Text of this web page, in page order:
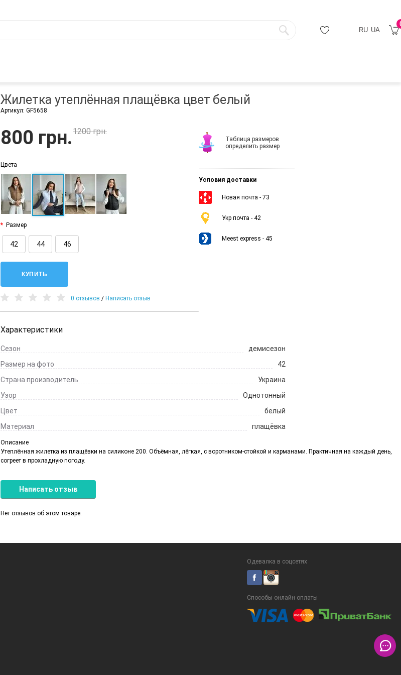
RU UA
Жилетка утеплённая плащёвка цвет белый
Артикул: GF5658
800 грн.1200 грн.
Цвета
Размер
42 44 46
КУПИТЬ
0 отзывов / Написать отзыв
Таблица размеров
определить размер
Условия доставки
Новая почта - 73
Укр почта - 42
Meest express - 45
Характеристики
Сезон
демисезон
Размер на фото
42
Страна производитель
Украина
Узор
Однотонный
Цвет
белый
Материал
плащёвка
Описание
Утеплённая жилетка из плащёвки на силиконе 200. Объёмная, лёгкая, с воротником-стойкой и карманами. Практичная на каждый день,
согреет в прохладную погоду.
Написать отзыв
Нет отзывов об этом товаре.
Одевалка в соцсетях
Способы онлайн оплаты